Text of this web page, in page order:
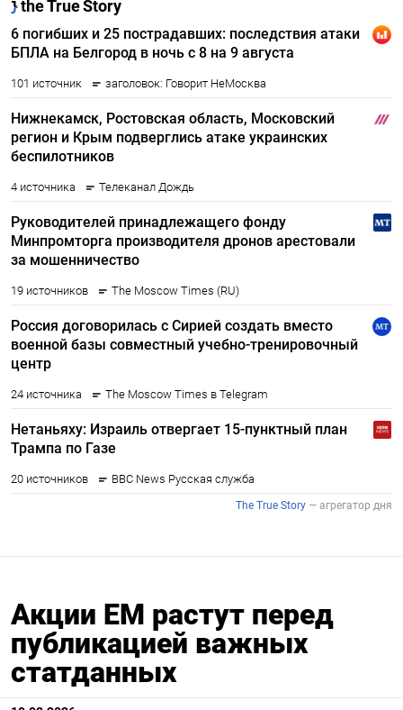
Акции ЕМ растут перед
публикацией важных
статданных